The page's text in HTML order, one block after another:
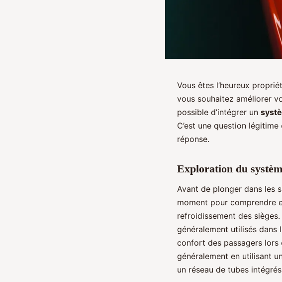
Vous êtes l’heureux
vous souhaitez améliorer
possible d’intégrer un
C’est une question
réponse.
Exploration du
Avant de plonger dans les
moment pour comprendre
refroidissement des
généralement utilisés dans
confort des passagers
généralement en utilisant
un réseau de tubes